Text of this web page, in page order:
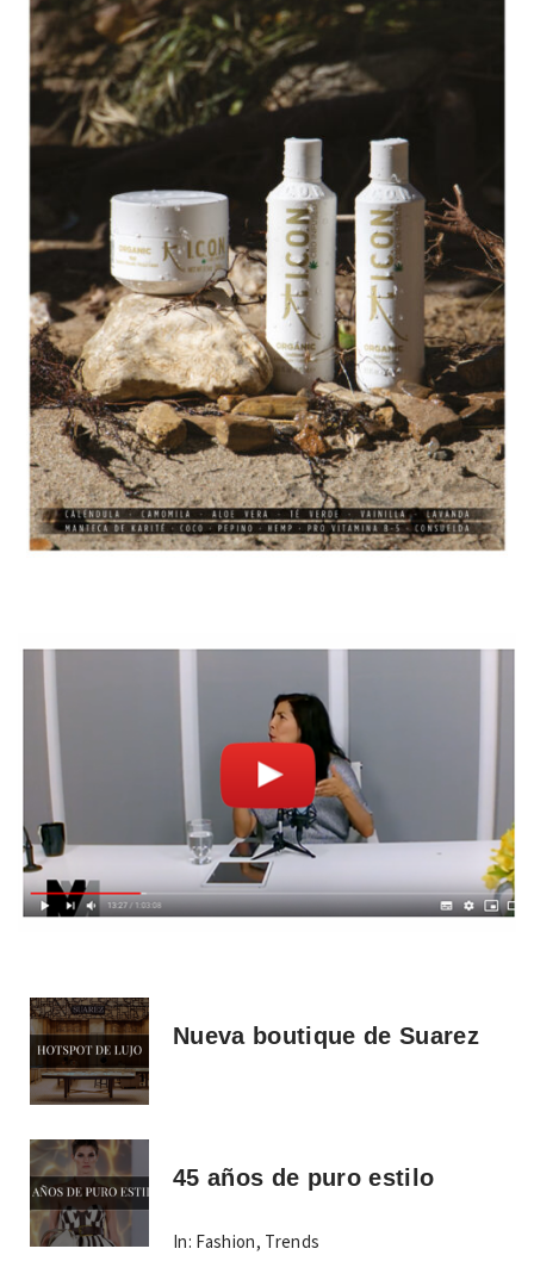
Nueva boutique de Suarez
45 años de puro estilo
In: Fashion, Trends